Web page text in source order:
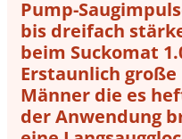
Pump-
bis dreifach
beim Suckomat
Erstaunlich
Männer die es
der Anwendung